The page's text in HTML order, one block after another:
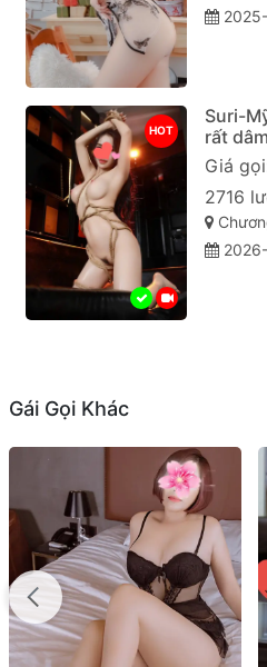
HOT
Suri-
rất
Giá
2716
Chương
Gái Gọi Khác